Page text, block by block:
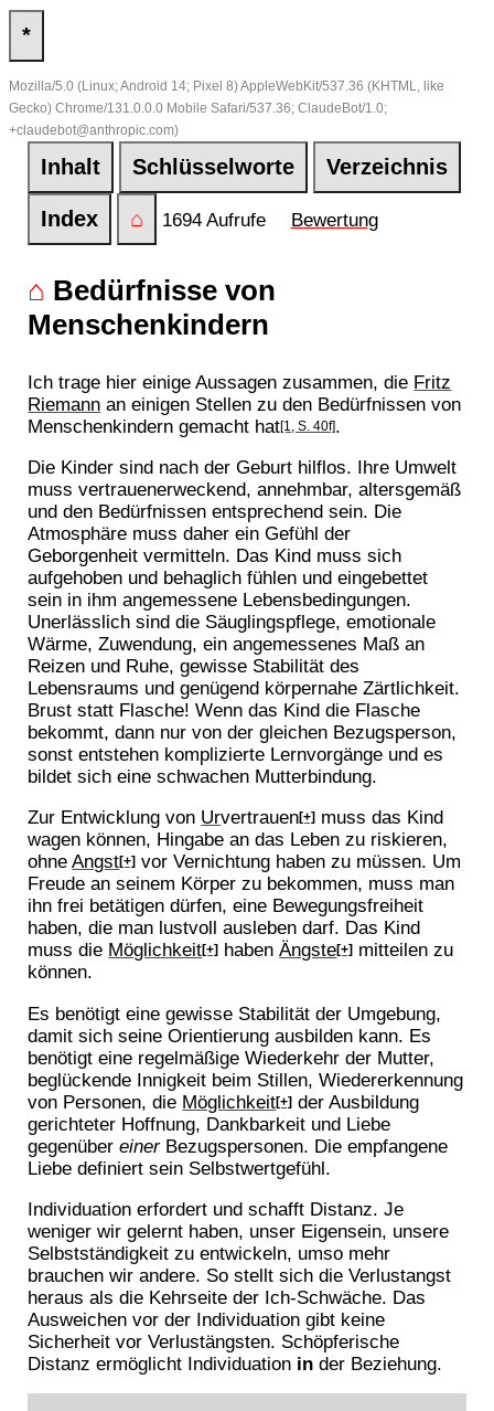
*
Mozilla/5.0 (Linux; Android 14; Pixel 8) AppleWebKit/537.36 (KHTML, like
Gecko) Chrome/131.0.0.0 Mobile Safari/537.36; ClaudeBot/1.0;
+claudebot@anthropic.com)
Inhalt Schlüsselworte Verzeichnis
Index ⌂ 1694 Aufrufe Bewertung
⌂ Bedürfnisse von
Menschenkindern
Ich trage hier einige Aussagen zusammen, die Fritz
Riemann an einigen Stellen zu den Bedürfnissen von
Menschenkindern gemacht hat[1, S. 40f].
Die Kinder sind nach der Geburt hilflos. Ihre Umwelt
muss vertrauenerweckend, annehmbar, altersgemäß
und den Bedürfnissen entsprechend sein. Die
Atmosphäre muss daher ein Gefühl der
Geborgenheit vermitteln. Das Kind muss sich
aufgehoben und behaglich fühlen und eingebettet
sein in ihm angemessene Lebensbedingungen.
Unerlässlich sind die Säuglingspflege, emotionale
Wärme, Zuwendung, ein angemessenes Maß an
Reizen und Ruhe, gewisse Stabilität des
Lebensraums und genügend körpernahe Zärtlichkeit.
Brust statt Flasche! Wenn das Kind die Flasche
bekommt, dann nur von der gleichen Bezugsperson,
sonst entstehen komplizierte Lernvorgänge und es
bildet sich eine schwachen Mutterbindung.
Zur Entwicklung von Urvertrauen[+] muss das Kind
wagen können, Hingabe an das Leben zu riskieren,
ohneAngst[+] vor Vernichtung haben zu müssen. Um
Freude an seinem Körper zu bekommen, muss man
ihn frei betätigen dürfen, eine Bewegungsfreiheit
haben, die man lustvoll ausleben darf. Das Kind
muss die Möglichkeit[+] habenÄngste[+] mitteilen zu
können.
Es benötigt eine gewisse Stabilität der Umgebung,
damit sich seine Orientierung ausbilden kann. Es
benötigt eine regelmäßige Wiederkehr der Mutter,
beglückende Innigkeit beim Stillen, Wiedererkennung
von Personen, die Möglichkeit[+] der Ausbildung
gerichteter Hoffnung, Dankbarkeit und Liebe
gegenübereinerBezugspersonen. Die empfangene
Liebe definiert sein Selbstwertgefühl.
Individuation erfordert und schafft Distanz. Je
weniger wir gelernt haben, unser Eigensein, unsere
Selbstständigkeit zu entwickeln, umso mehr
brauchen wir andere. So stellt sich die Verlustangst
heraus als die Kehrseite der Ich-Schwäche. Das
Ausweichen vor der Individuation gibt keine
Sicherheit vor Verlustängsten. Schöpferische
Distanz ermöglicht Individuation in der Beziehung.